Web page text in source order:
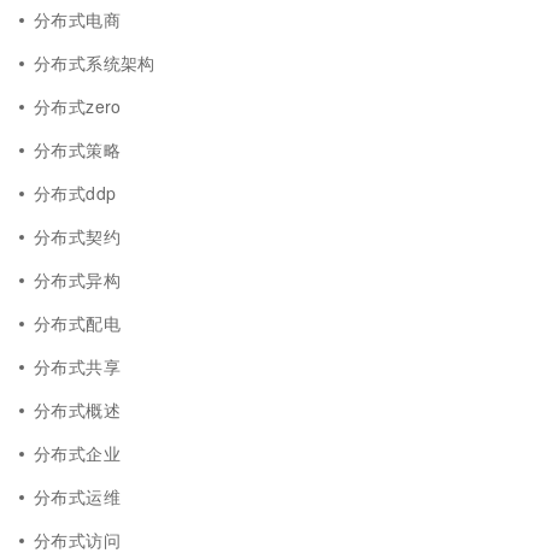
分布式电商
分布式系统架构
分布式zero
分布式策略
分布式ddp
分布式契约
分布式异构
分布式配电
分布式共享
分布式概述
分布式企业
分布式运维
分布式访问